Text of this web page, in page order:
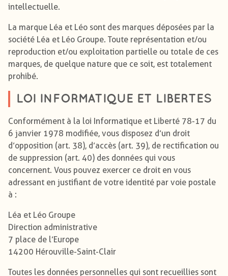
intellectuelle.
La marque Léa et Léo sont des marques déposées par la
société Léa et Léo Groupe. Toute représentation et/ou
reproduction et/ou exploitation partielle ou totale de ces
marques, de quelque nature que ce soit, est totalement
prohibé.
LOI INFORMATIQUE ET LIBERTES
Conformément à la loi Informatique et Liberté 78-17 du
6 janvier 1978 modifiée, vous disposez d’un droit
d’opposition (art. 38), d’accès (art. 39), de rectification ou
de suppression (art. 40) des données qui vous
concernent. Vous pouvez exercer ce droit en vous
adressant en justifiant de votre identité par voie postale
à :
Léa et Léo Groupe
Direction administrative
7 place de l’Europe
14200 Hérouville-Saint-Clair
Toutes les données personnelles qui sont recueillies sont